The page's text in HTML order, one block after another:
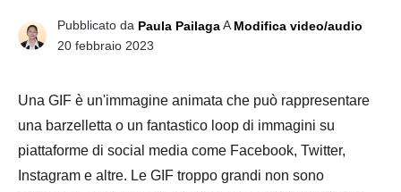
Pubblicato da Paula PailagaA Modifica video/audio
20 febbraio 2023
Una GIF è un'immagine animata che può rappresentare
una barzelletta o un fantastico loop di immagini su
piattaforme di social media come Facebook, Twitter,
Instagram e altre. Le GIF troppo grandi non sono